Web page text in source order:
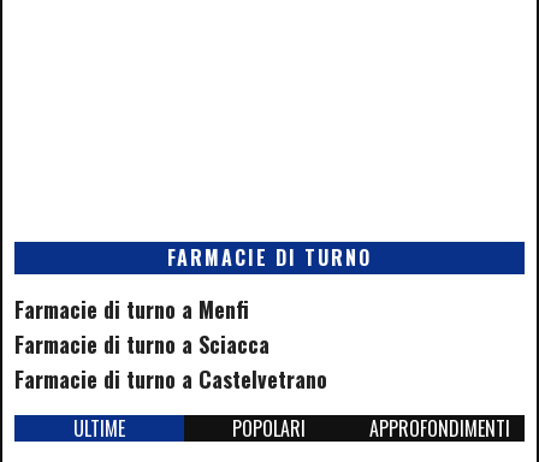
FARMACIE DI TURNO
Farmacie di turno a Menfi
Farmacie di turno a Sciacca
Farmacie di turno a Castelvetrano
ULTIME POPOLARI APPROFONDIMENTI